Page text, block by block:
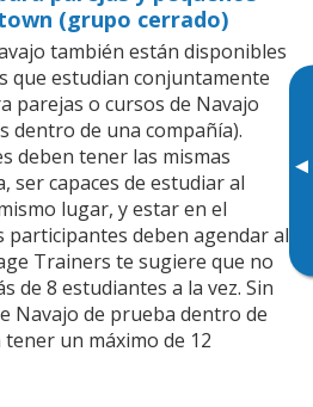
▸
(grupo cerrado)
también están disponibles
que estudian conjuntamente
parejas o cursos de Navajo
dentro de una compañía).
deben tener las mismas
ser capaces de estudiar al
lugar, y estar en el
participantes deben agendar al
Trainers te sugiere que no
de 8 estudiantes a la vez. Sin
Navajo de prueba dentro de
un máximo de 12